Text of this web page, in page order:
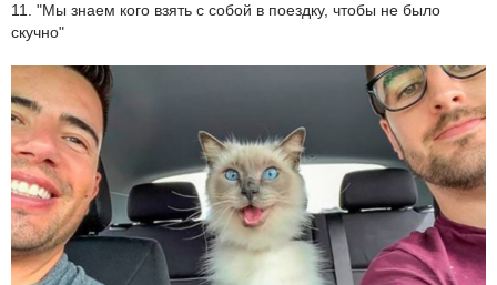
11. "Мы знаем кого взять с собой в поездку, чтобы не было
скучно"